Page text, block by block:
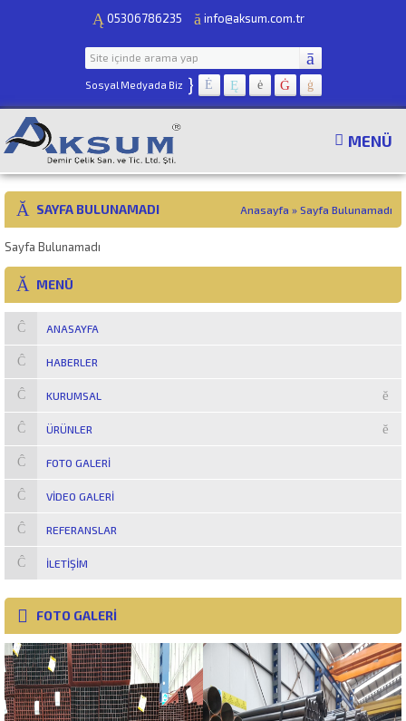
05306786235 info@aksum.com.tr
Sosyal Medyada Biz }
MENÜ
SAYFA BULUNAMADI Anasayfa » Sayfa Bulunamadı
Sayfa Bulunamadı
MENÜ
ANASAYFA
HABERLER
KURUMSAL
ÜRÜNLER
FOTO GALERI
VIDEO GALERI
REFERANSLAR
İLETIŞIM
FOTO GALERİ